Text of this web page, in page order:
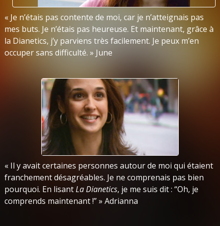
« Je n’étais pas contente de moi, car je n’atteignais pas
mes buts. Je n’étais pas heureuse. Et maintenant, grâce à
la Dianetics, j’y parviens très facilement. Je peux m’en
occuper sans difficulté. » June
« Il y avait certaines personnes autour de moi qui étaient
franchement désagréables. Je ne comprenais pas bien
pourquoi. En lisantLa Dianetics, je me suis dit : “Oh, je
comprends maintenant !” » Adrianna